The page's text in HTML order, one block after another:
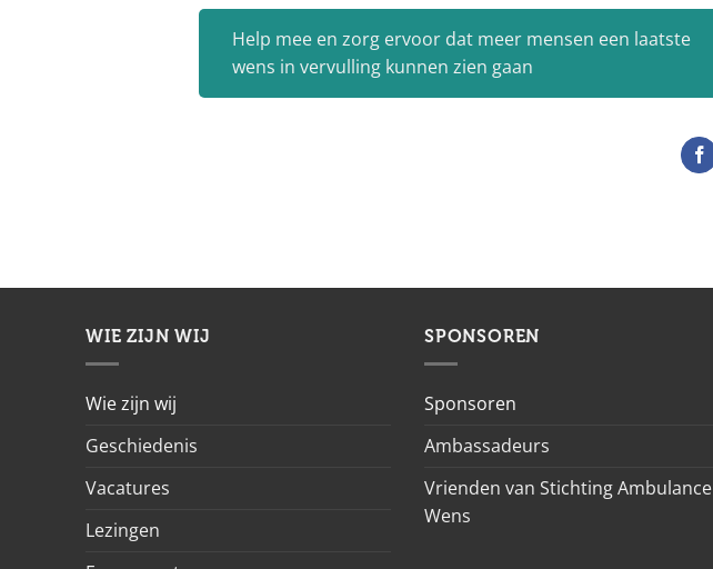
Help mee en zorg ervoor dat meer mensen een laatste
wens in vervulling kunnen zien gaan
WIE ZIJN WIJ
Wie zijn wij
Geschiedenis
Vacatures
Lezingen
SPONSOREN
Sponsoren
Ambassadeurs
Vrienden van Stichting Ambulance
Wens